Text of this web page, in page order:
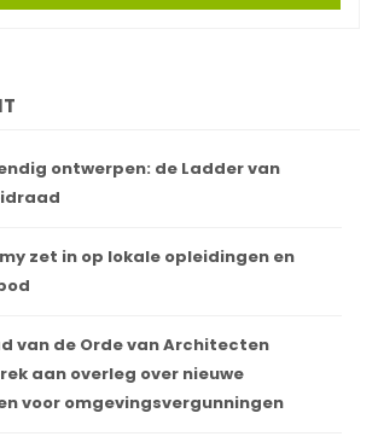
ontwerpen: de Ladder van
zet in op lokale opleidingen en
van de Orde van Architecten
aan overleg over nieuwe
voor omgevingsvergunningen